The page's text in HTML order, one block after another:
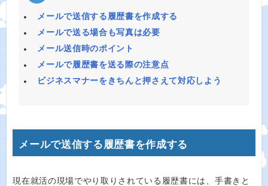
メールで送信する履歴書を作成する
メールで送る場合も写真は必要
メール送信時のポイント
メールで履歴書を送る際の注意点
ビジネスマナーをきちんと押さえて対応しよう
メールで送信する履歴書を作成する
現在就活の現場でやり取りされている履歴書には、手書きと